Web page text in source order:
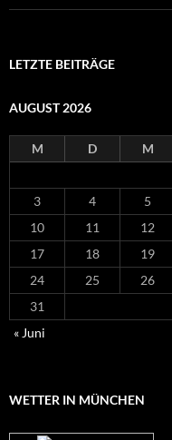
LETZTE BEITRÄGE
AUGUST 2026
M D M
3
4 5
10
11 12
17
18 19
24
25 26
31
« Juni
WETTER IN MÜNCHEN